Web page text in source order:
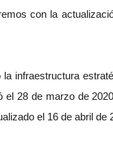
con la
infraestructura
28 de marzo de
el 16 de abril de